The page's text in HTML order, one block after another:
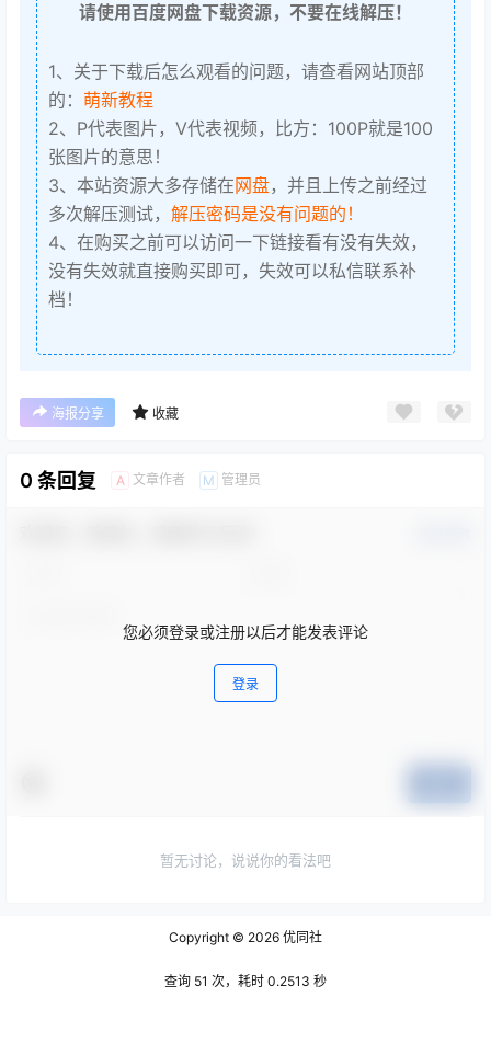
请使用百度网盘下载资源，不要在线解压！
1、关于下载后怎么观看的问题，请查看网站顶部
的： 萌新教程
2、P代表图片，V代表视频，比方：100P就是100
张图片的意思！
3、本站资源大多存储在网盘，并且上传之前经过
多次解压测试， 解压密码是没有问题的！
4、在购买之前可以访问一下链接看有没有失效，
没有失效就直接购买即可，失效可以私信联系补
档！
海报分享 收藏
0 条回复 A 文章作者 M 管理员
您必须登录或注册以后才能发表评论
登录
暂无讨论，说说你的看法吧
Copyright © 2026 优同社
查询 51 次，耗时 0.2513 秒